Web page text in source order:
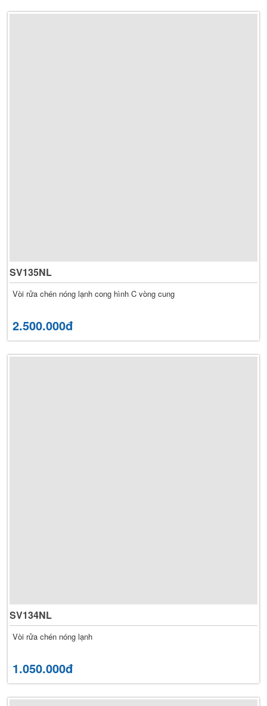
SV135NL
Vòi rửa chén nóng lạnh cong hình C vòng cung
2.500.000đ
SV134NL
Vòi rửa chén nóng lạnh
1.050.000đ